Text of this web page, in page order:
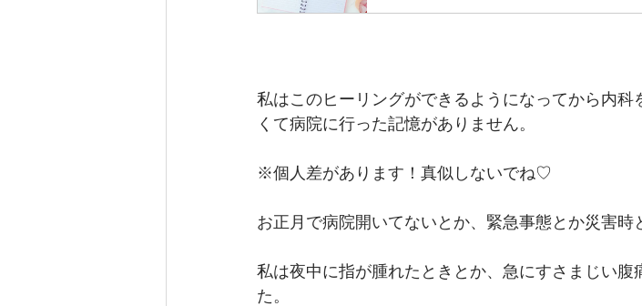
私はこのヒーリングができるようになってから内
くて病院に行った記憶がありません。
※個人差があります！真似しないでね♡
お正月で病院開いてないとか、緊急事態とか災害時
私は夜中に指が腫れたときとか、急にすさまじい
た。